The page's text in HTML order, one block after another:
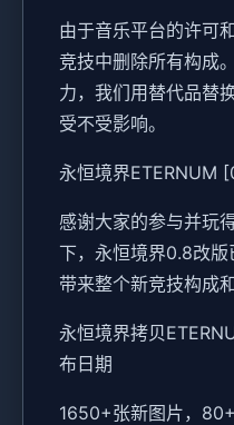
由于音乐平台的许可
竞技中删除所有构成
力，我们用替代品替
受不受影响。
永恒境界ETERNUM
感谢大家的参与并玩
下，永恒境界0.8改版
带来整个新竞技构成
永恒境界拷贝
布日期
1650+张新图片，